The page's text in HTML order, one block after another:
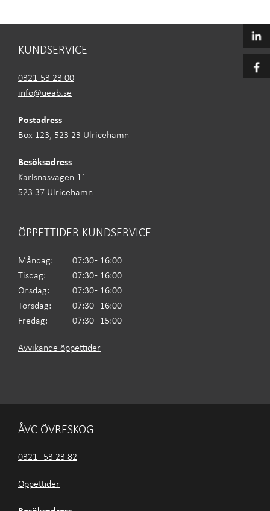
KUNDSERVICE
0321-53 23 00
info@ueab.se
Postadress
Box 123, 523 23 Ulricehamn
Besöksadress
Karlsnäsvägen 11
523 37 Ulricehamn
ÖPPETTIDER KUNDSERVICE
Måndag:
07:30 - 16:00
Tisdag:
07:30 - 16:00
Onsdag:
07:30 - 16:00
Torsdag:
07:30 - 16:00
Fredag:
07:30 - 15:00
Avvikande öppettider
ÅVC ÖVRESKOG
0321 - 53 23 82
Öppettider